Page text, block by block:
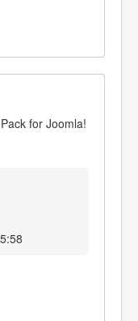
for Joomla!